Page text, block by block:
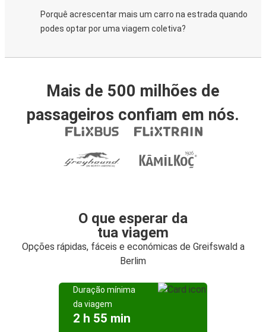
Porquê acrescentar mais um carro na estrada quando
podes optar por uma viagem coletiva?
Mais de 500 milhões de
passageiros confiam em nós.
O que esperar da
tua viagem
Opções rápidas, fáceis e económicas de Greifswald a
Berlim
Duração mínima
da viagem
2 h 55 min